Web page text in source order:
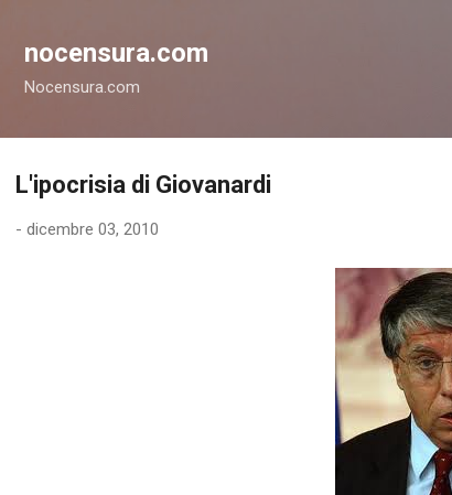
nocensura.com
Nocensura.com
L'ipocrisia di Giovanardi
- dicembre 03, 2010